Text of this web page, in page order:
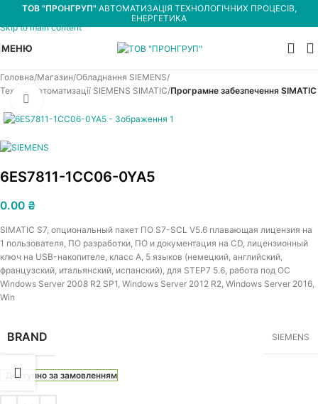
Skip to navigation
Skip to main content
ТОВ "ПРОНГРУП" АВТОМАТИЗАЦІЯ ТЕХНОЛОГІЧНИХ ПРОЦЕСІВ,
ЕНЕРГЕТИКА
МЕНЮ
Головна Магазин Обладнання SIEMENS
Техніка автоматизації SIEMENS SIMATIC Програмне забезпечення SIMATIC
6ES7811-1CC06-0YA5
0.00 ₴
SIMATIC S7, опциональный пакет ПО S7-SCL V5.6 плавающая лицензия на
1 пользователя, ПО разработки, ПО и документация на CD, лицензионный
ключ на USB-накопителе, класс A, 5 языков (немецкий, английский,
французский, итальянский, испанский), для STEP7 5.6, работа под ОС
Windows Server 2008 R2 SP1, Windows Server 2012 R2, Windows Server 2016,
Win
BRAND SIEMENS
Доступно за замовленням